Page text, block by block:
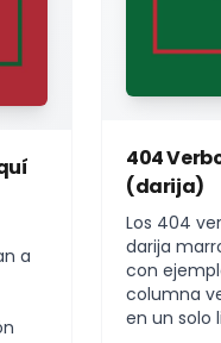
a
404
(darija)
Los 404
darija
con
columna
en un solo